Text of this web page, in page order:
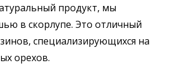
продукт, мы
в скорлупе. Это отличный
специализирующихся на
орехов.